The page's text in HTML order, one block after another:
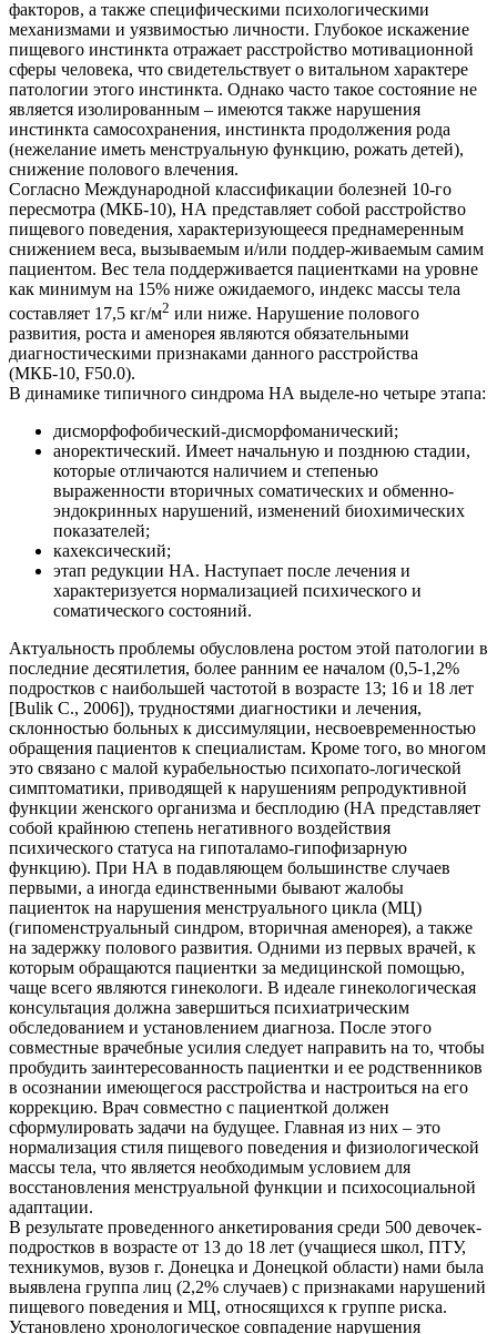
факторов, а также специфическими психологическими
механизмами и уязвимостью личности. Глубокое искажение
пищевого инстинкта отражает расстройство мотивационной
сферы человека, что свидетельствует о витальном характере
патологии этого инстинкта. Однако часто такое состояние не
является изолированным – имеются также нарушения
инстинкта самосохранения, инстинкта продолжения рода
(нежелание иметь менструальную функцию, рожать детей),
снижение полового влечения.
Согласно Международной классификации болезней 10-го
пересмотра (МКБ-10), НА представляет собой расстройство
пищевого поведения, характеризующееся преднамеренным
снижением веса, вызываемым и/или поддер-живаемым самим
пациентом. Вес тела поддерживается пациентками на уровне
как минимум на 15% ниже ожидаемого, индекс массы тела
составляет 17,5 кг/м2 или ниже. Нарушение полового
развития, роста и аменорея являются обязательными
диагностическими признаками данного расстройства
(МКБ-10, F50.0).
В динамике типичного синдрома НА выделе-но четыре этапа:
дисморфофобический-дисморфоманический;
аноректический. Имеет начальную и позднюю стадии,
которые отличаются наличием и степенью
выраженности вторичных соматических и обменно-
эндокринных нарушений, изменений биохимических
показателей;
кахексический;
этап редукции НА. Наступает после лечения и
характеризуется нормализацией психического и
соматического состояний.
Актуальность проблемы обусловлена ростом этой патологии в
последние десятилетия, более ранним ее началом (0,5-1,2%
подростков с наибольшей частотой в возрасте 13; 16 и 18 лет
[Bulik С., 2006]), трудностями диагностики и лечения,
склонностью больных к диссимуляции, несвоевременностью
обращения пациентов к специалистам. Кроме того, во многом
это связано с малой курабельностью психопато-логической
симптоматики, приводящей к нарушениям репродуктивной
функции женского организма и бесплодию (НА представляет
собой крайнюю степень негативного воздействия
психического статуса на гипоталамо-гипофизарную
функцию). При НА в подавляющем большинстве случаев
первыми, а иногда единственными бывают жалобы
пациенток на нарушения менструального цикла (МЦ)
(гипоменструальный синдром, вторичная аменорея), а также
на задержку полового развития. Одними из первых врачей, к
которым обращаются пациентки за медицинской помощью,
чаще всего являются гинекологи. В идеале гинекологическая
консультация должна завершиться психиатрическим
обследованием и установлением диагноза. После этого
совместные врачебные усилия следует направить на то, чтобы
пробудить заинтересованность пациентки и ее родственников
в осознании имеющегося расстройства и настроиться на его
коррекцию. Врач совместно с пациенткой должен
сформулировать задачи на будущее. Главная из них – это
нормализация стиля пищевого поведения и физиологической
массы тела, что является необходимым условием для
восстановления менструальной функции и психосоциальной
адаптации.
В результате проведенного анкетирования среди 500 девочек-
подростков в возрасте от 13 до 18 лет (учащиеся школ, ПТУ,
техникумов, вузов г. Донецка и Донецкой области) нами была
выявлена группа лиц (2,2% случаев) с признаками нарушений
пищевого поведения и МЦ, относящихся к группе риска.
Установлено хронологическое совпадение нарушения